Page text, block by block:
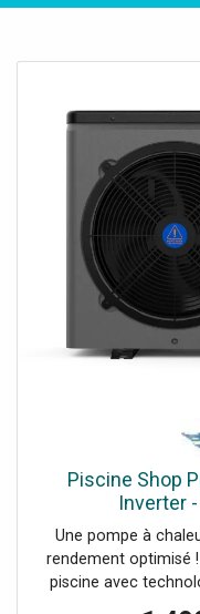
Piscine Shop
Inverter
Une pompe à
rendement optimisé
piscine avec